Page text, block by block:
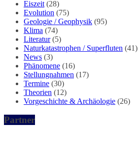
Eiszeit (28)
Evolution (75)
Geologie / Geophysik (95)
Klima (74)
Literatur(5)
Naturkatastrophen / Superfluten (41)
News (3)
Phänomene (16)
Stellungnahmen (17)
Termine (30)
Theorien (12)
Vorgeschichte & Archäologie (26)
Partner